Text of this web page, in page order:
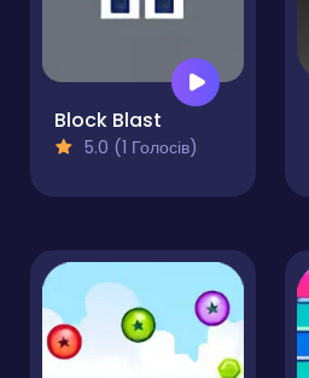
Block Blast
5.0 (1 Голосів)